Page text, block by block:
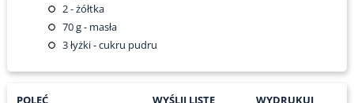
2- żółtka
70g - masła
3łyżki - cukru pudru
POLEĆ WYŚLIJ LISTĘ WYDRUKUJ